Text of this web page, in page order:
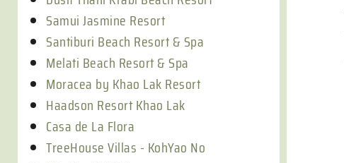
Samui Jasmine Resort
Santiburi Beach Resort & Spa
Melati Beach Resort & Spa
Moracea by Khao Lak Resort
Haadson Resort Khao Lak
Casa de La Flora
TreeHouse Villas - KohYao No